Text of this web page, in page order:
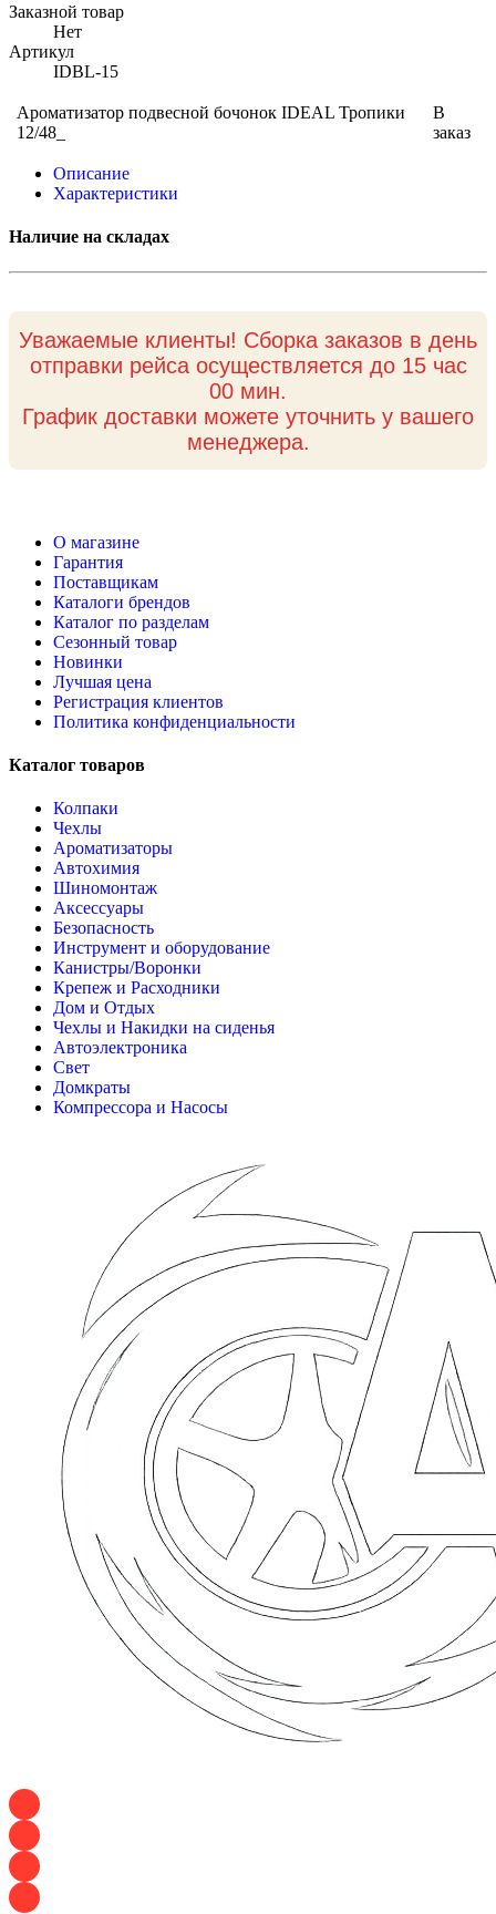
Заказной товар
Нет
Артикул
IDBL-15
Ароматизатор подвесной бочонок IDEAL Тропики
12/48_
В
заказ
Описание
Характеристики
Наличие на складах
Уважаемые клиенты! Сборка заказов в день
отправки рейса осуществляется до 15 час
00 мин.
График доставки можете уточнить у вашего
менеджера.
О магазине
Гарантия
Поставщикам
Каталоги брендов
Каталог по разделам
Сезонный товар
Новинки
Лучшая цена
Регистрация клиентов
Политика конфиденциальности
Каталог товаров
Колпаки
Чехлы
Ароматизаторы
Автохимия
Шиномонтаж
Аксессуары
Безопасность
Инструмент и оборудование
Канистры/Воронки
Крепеж и Расходники
Дом и Отдых
Чехлы и Накидки на сиденья
Автоэлектроника
Свет
Домкраты
Компрессора и Насосы